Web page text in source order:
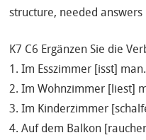
structure, needed answers
K7 C6 Ergänzen Sie die
1. Im Esszimmer [isst] man.
2. Im Wohnzimmer [liest]
3. Im Kinderzimmer
4. Auf dem Balkon